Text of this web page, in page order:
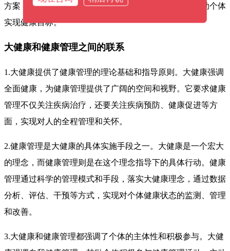
方案，通过健康评估、定期随访、健康教育等方式，帮助个体
实现健康目标。
大健康和健康管理之间的联系
1.大健康提供了健康管理的理论基础和指导原则。大健康强调
全面健康，为健康管理提供了广阔的空间和视野。它要求健康
管理不仅关注疾病治疗，还要关注疾病预防、健康促进等方
面，实现对人的全程管理和关怀。
2.健康管理是大健康的具体实施手段之一。大健康是一个宏大
的理念，而健康管理则是在这个理念指导下的具体行动。健康
管理通过科学的管理模式和手段，落实大健康理念，通过数据
分析、评估、干预等方式，实现对个体健康状态的监测、管理
和改善。
3.大健康和健康管理都强调了个体的主体性和积极参与。大健